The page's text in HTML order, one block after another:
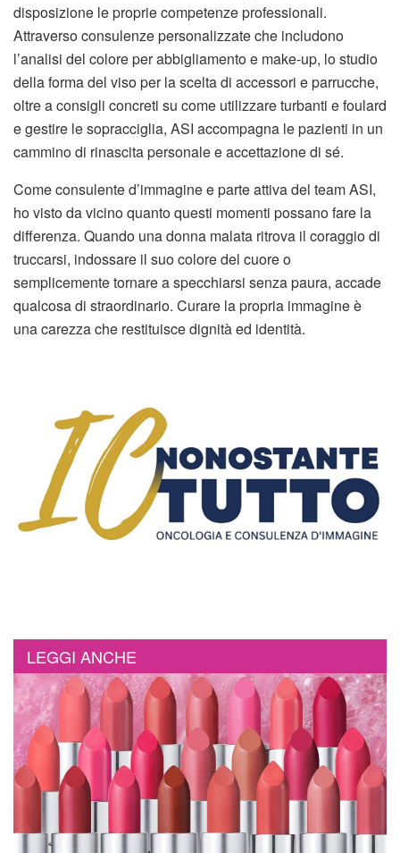
disposizione le proprie competenze professionali.
Attraverso consulenze personalizzate che includono
l’analisi del colore per abbigliamento e make-up, lo studio
della forma del viso per la scelta di accessori e parrucche,
oltre a consigli concreti su come utilizzare turbanti e foulard
e gestire le sopracciglia, ASI accompagna le pazienti in un
cammino di rinascita personale e accettazione di sé.
Come consulente d’immagine e parte attiva del team ASI,
ho visto da vicino quanto questi momenti possano fare la
differenza. Quando una donna malata ritrova il coraggio di
truccarsi, indossare il suo colore del cuore o
semplicemente tornare a specchiarsi senza paura, accade
qualcosa di straordinario. Curare la propria immagine è
una carezza che restituisce dignità ed identità.
LEGGI ANCHE